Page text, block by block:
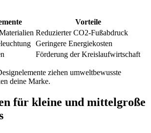
Vorteile
Reduzierter CO2-Fußabdruck
Geringere Energiekosten
Förderung der Kreislaufwirtschaft
ziehen umweltbewusste
deine Marke.
für kleine und mittelgroße